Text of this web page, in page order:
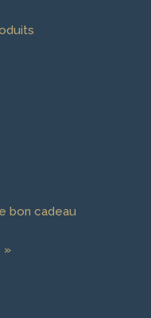
bon cadeau
»